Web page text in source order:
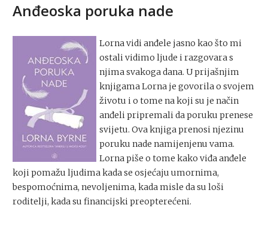
Anđeoska poruka nade
Lorna vidi anđele jasno kao što mi
ostali vidimo ljude i razgovara s
njima svakoga dana. U prijašnjim
knjigama Lorna je govorila o svojem
životu i o tome na koji su je način
anđeli pripremali da poruku prenese
svijetu. Ova knjiga prenosi njezinu
poruku nade namijenjenu vama.
Lorna piše o tome kako viđa anđele
koji pomažu ljudima kada se osjećaju umornima,
bespomoćnima, nevoljenima, kada misle da su loši
roditelji, kada su financijski preopterećeni.